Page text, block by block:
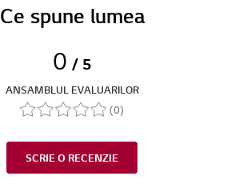
Ce spune lumea
0 / 5
ANSAMBLUL EVALUARILOR
(0)
SCRIE O RECENZIE